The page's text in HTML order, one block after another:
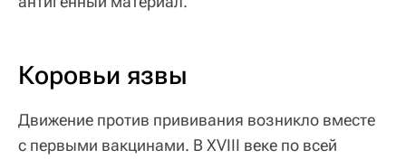
Коровьи язвы
Движение против прививания возникло вместе
с первыми вакцинами. В XVIII веке по всей